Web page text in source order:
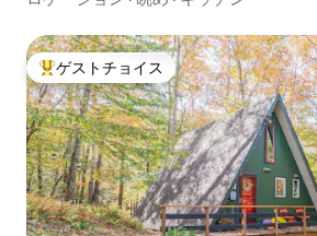
大好評のゲストチョイスです。
ゲストチョイス